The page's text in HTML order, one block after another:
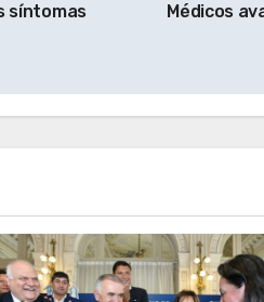
síntomas
Médicos